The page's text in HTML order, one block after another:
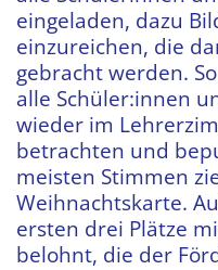
eingeladen, dazu
einzureichen, die
gebracht werden.
alle Schüler:innen
wieder im
betrachten und
meisten Stimmen
Weihnachtskarte.
ersten drei Plätze
belohnt, die der